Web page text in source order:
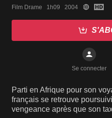
Film Drame   1h09   2004
Se connecter
Parti en Afrique pour son
français se retrouve
vengeance après que son